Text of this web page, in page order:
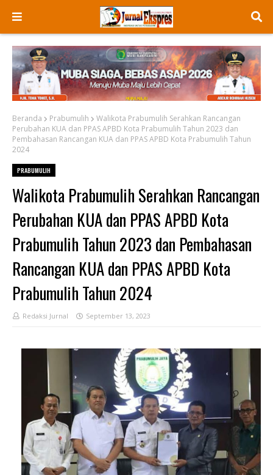
Beranda Prabumulih
Walikota Prabumulih Serahkan Rancangan
Perubahan KUA dan PPAS APBD Kota Prabumulih Tahun 2023 dan
Pembahasan Rancangan KUA dan PPAS APBD Kota Prabumulih Tahun
2024
PRABUMULIH
Walikota Prabumulih Serahkan Rancangan
Perubahan KUA dan PPAS APBD Kota
Prabumulih Tahun 2023 dan Pembahasan
Rancangan KUA dan PPAS APBD Kota
Prabumulih Tahun 2024
Redaksi Jurnal September 13, 2023